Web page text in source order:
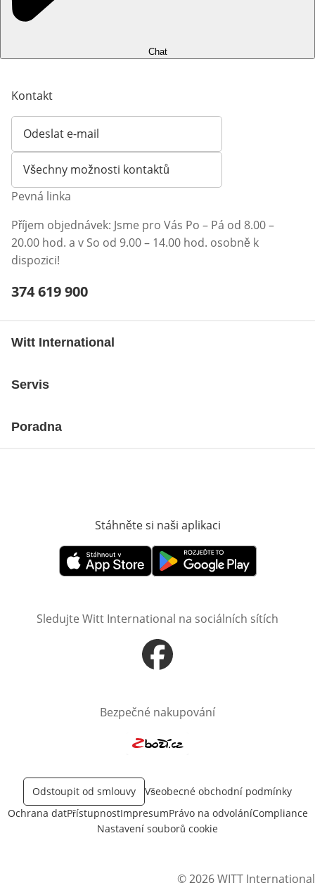
Chat
Kontakt
Odeslat e-mail
Otevírá e-mailového klienta
Všechny možnosti kontaktů
Pevná linka
Příjem objednávek: Jsme pro Vás Po – Pá od 8.00 –
20.00 hod. a v So od 9.00 – 14.00 hod. osobně k
dispozici!
Telefonní číslo:
374 619 900
Witt International
Servis
Poradna
Stáhněte si naši aplikaci
Otevře v novém okněOtevře v novém okně
Sledujte Witt International na sociálních sítích
Otevře v novém okně
Bezpečné nakupování
Odstoupit od smlouvy
Všeobecné obchodní podmínky
Ochrana datPřístupnostImpresumPrávo na odvoláníCompliance
Nastavení souborů cookie
© 2026 WITT International